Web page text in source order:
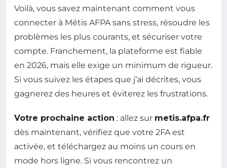
Voilà, vous savez maintenant comment vous
connecter à Métis AFPA sans stress, résoudre les
problèmes les plus courants, et sécuriser votre
compte. Franchement, la plateforme est fiable
en 2026, mais elle exige un minimum de rigueur.
Si vous suivez les étapes que j’ai décrites, vous
gagnerez des heures et éviterez les frustrations.
Votre prochaine action : allez sur metis.afpa.fr
dès maintenant, vérifiez que votre 2FA est
activée, et téléchargez au moins un cours en
mode hors ligne. Si vous rencontrez un